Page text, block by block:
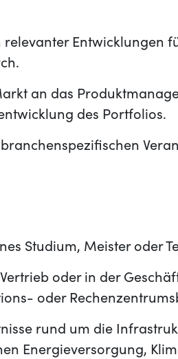
Entwicklungen
an das
des Portfolios.
Studium, Meister oder
oder in der
oder
rund um die
Energieversorgung,